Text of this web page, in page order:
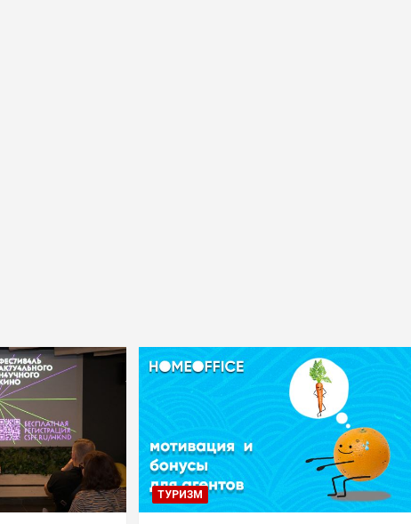
ТУРИЗМ